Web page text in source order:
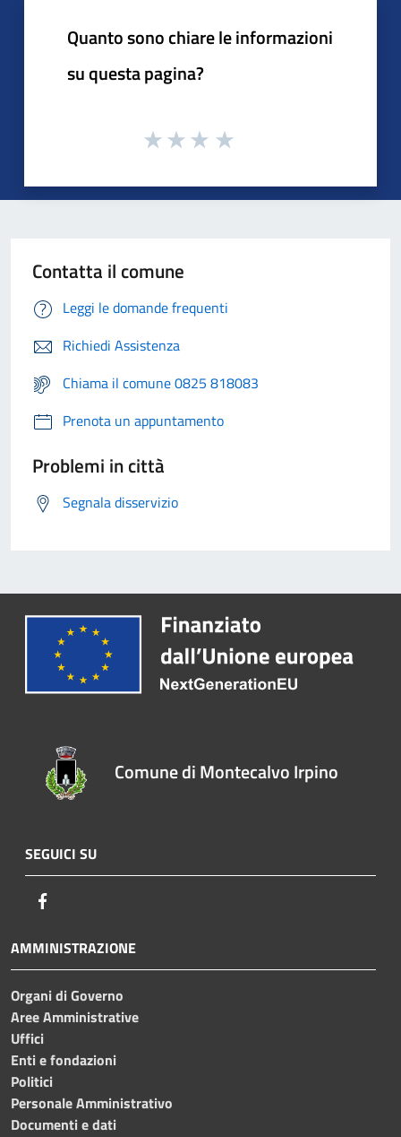
Quanto sono chiare le informazioni
su questa pagina?
Contatta il comune
Leggi le domande frequenti
Richiedi Assistenza
Chiama il comune 0825 818083
Prenota un appuntamento
Problemi in città
Segnala disservizio
Comune di Montecalvo Irpino
SEGUICI SU
AMMINISTRAZIONE
Organi di Governo
Aree Amministrative
Uffici
Enti e fondazioni
Politici
Personale Amministrativo
Documenti e dati